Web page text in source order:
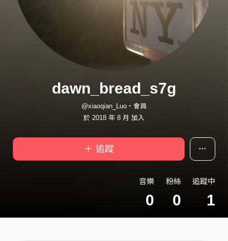
dawn_bread_s7g
@xiaoqian_Luo・會員
於 2018 年 8 月 加入
＋ 追蹤
音樂
0
粉絲
0
追蹤中
1